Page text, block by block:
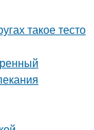
такое тесто